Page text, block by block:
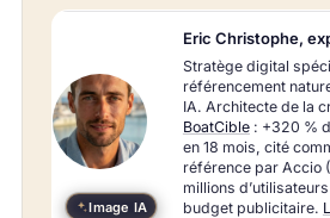
À
l’auteur
Image IA
Eric Christophe,
Stratège digital
référencement
IA. Architecte de la
BoatCible: +320 %
en 18 mois, cité
référence par Accio
millions
budget publicitaire.